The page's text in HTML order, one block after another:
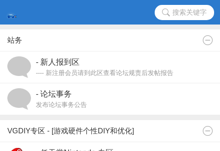
搜索关键字
站务
- 新人报到区
---- 新注册会员请到此区查看论坛规责后发帖报告
- 论坛事务
发布论坛事务公告
VGDIY专区 - [游戏硬件个性DIY和优化]